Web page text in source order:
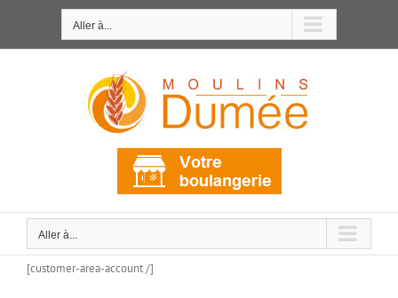
Aller à...
Aller à...
[customer-area-account /]